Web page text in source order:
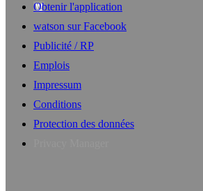
Obtenir l'application
watson sur Facebook
Publicité / RP
Emplois
Impressum
Conditions
Protection des données